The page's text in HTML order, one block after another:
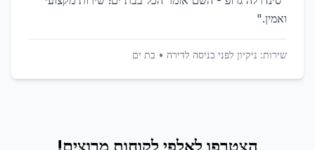
ואמין."
שירות: ניקיון לפני כניסה לדירה • בת ים